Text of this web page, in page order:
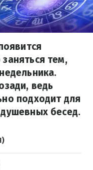
тем,
ведь
подходит для
бесед.